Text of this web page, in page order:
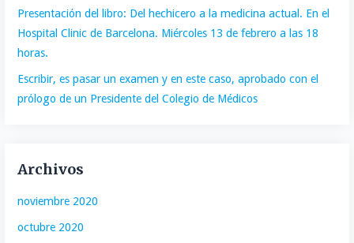
Presentación del libro: Del hechicero a la medicina actual. En el
Hospital Clinic de Barcelona. Miércoles 13 de febrero a las 18
horas.
Escribir, es pasar un examen y en este caso, aprobado con el
prólogo de un Presidente del Colegio de Médicos
Archivos
noviembre 2020
octubre 2020